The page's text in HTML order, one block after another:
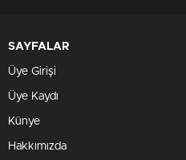
SAYFALAR
Üye Girişi
Üye Kaydı
Künye
Hakkımızda